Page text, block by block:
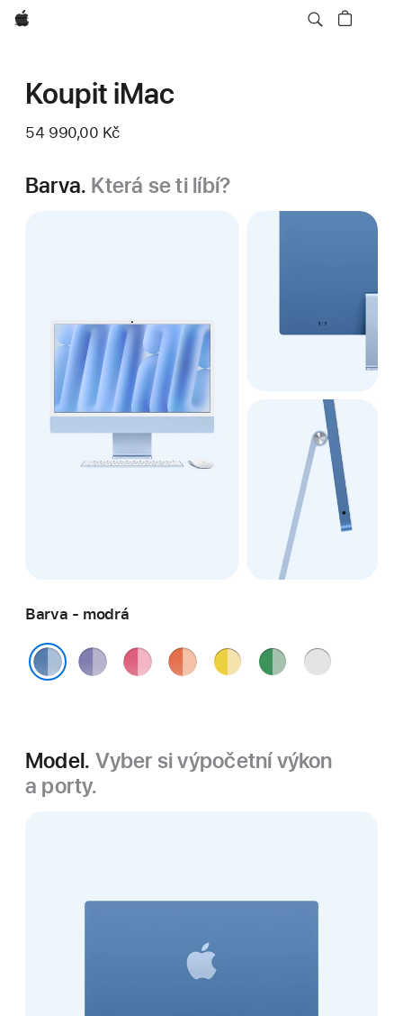
Apple
Koupit iMac
54 990,00 Kč
Barva. Která se ti líbí?
Barva - modrá
fialová růžováoranžovážlutá zelená stříbrná
Model. Vyber si výpočetní výkon
a porty.